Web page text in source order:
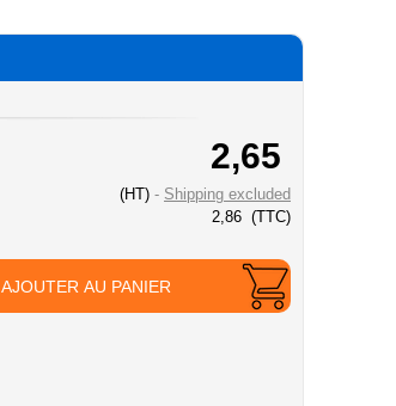
2,65
(HT)
Shipping excluded
2,86 (TTC)
AJOUTER AU PANIER